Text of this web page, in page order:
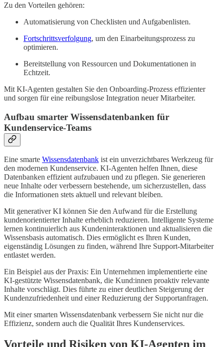
Zu den Vorteilen gehören:
Automatisierung von Checklisten und Aufgabenlisten.
Fortschrittsverfolgung, um den Einarbeitungsprozess zu
optimieren.
Bereitstellung von Ressourcen und Dokumentationen in
Echtzeit.
Mit KI-Agenten gestalten Sie den Onboarding-Prozess effizienter
und sorgen für eine reibungslose Integration neuer Mitarbeiter.
Aufbau smarter Wissensdatenbanken für
Kundenservice-Teams
Eine smarte Wissensdatenbank ist ein unverzichtbares Werkzeug für
den modernen Kundenservice. KI-Agenten helfen Ihnen, diese
Datenbanken effizient aufzubauen und zu pflegen. Sie generieren
neue Inhalte oder verbessern bestehende, um sicherzustellen, dass
die Informationen stets aktuell und relevant bleiben.
Mit generativer KI können Sie den Aufwand für die Erstellung
kundenorientierter Inhalte erheblich reduzieren. Intelligente Systeme
lernen kontinuierlich aus Kundeninteraktionen und aktualisieren die
Wissensbasis automatisch. Dies ermöglicht es Ihren Kunden,
eigenständig Lösungen zu finden, während Ihre Support-Mitarbeiter
entlastet werden.
Ein Beispiel aus der Praxis: Ein Unternehmen implementierte eine
KI-gestützte Wissensdatenbank, die Kund:innen proaktiv relevante
Inhalte vorschlägt. Dies führte zu einer deutlichen Steigerung der
Kundenzufriedenheit und einer Reduzierung der Supportanfragen.
Mit einer smarten Wissensdatenbank verbessern Sie nicht nur die
Effizienz, sondern auch die Qualität Ihres Kundenservices.
Vorteile und Risiken von KI-Agenten im